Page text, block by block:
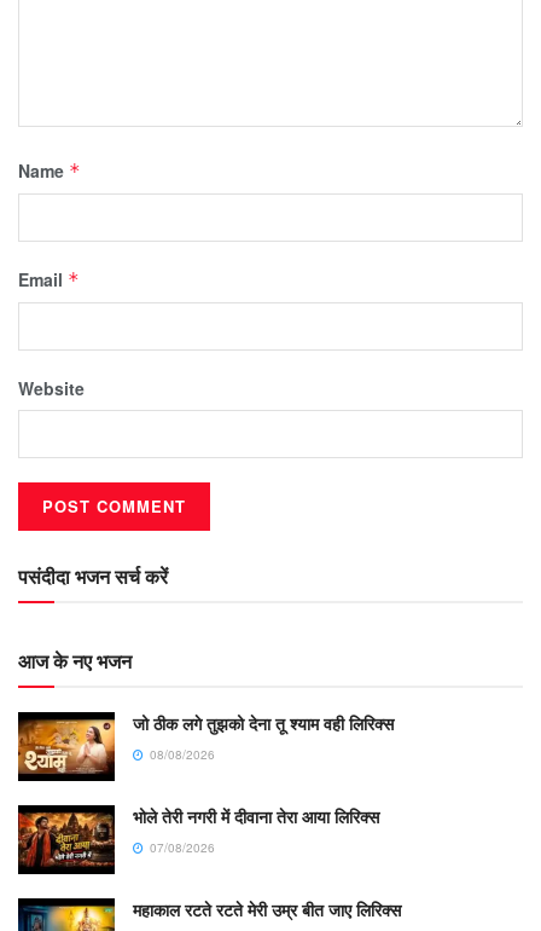
Name *
Email *
Website
पसंदीदा भजन सर्च करें
आज के नए भजन
जो ठीक लगे तुझको देना तू श्याम वही लिरिक्स
08/08/2026
भोले तेरी नगरी में दीवाना तेरा आया लिरिक्स
07/08/2026
महाकाल रटते रटते मेरी उम्र बीत जाए लिरिक्स